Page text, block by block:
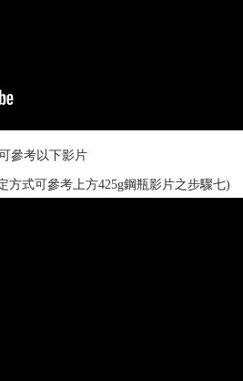
參考以下影片
式可參考上方425g鋼瓶影片之步驟七)